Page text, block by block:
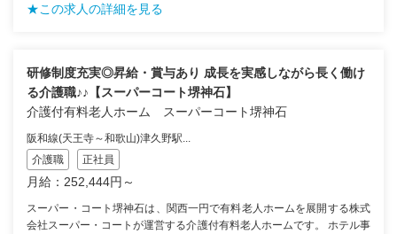
★この求人の詳細を見る
研修制度充実◎昇給・賞与あり 成長を実感しながら長く働け
る介護職♪♪【スーパーコート堺神石】
介護付有料老人ホーム スーパーコート堺神石
阪和線(天王寺～和歌山)津久野駅...
介護職
正社員
月給：252,444円～
スーパー・コート堺神石は、関西一円で有料老人ホームを展開する株式
会社スーパー・コートが運営する介護付有料老人ホームです。 ホテル事